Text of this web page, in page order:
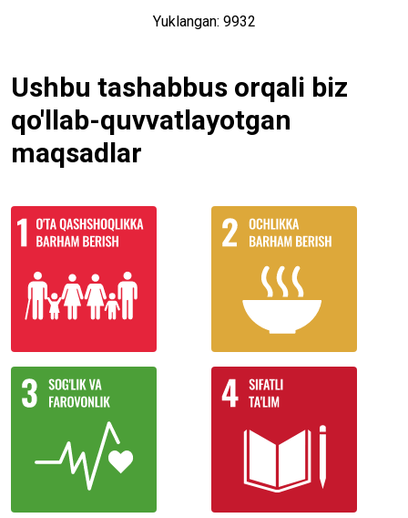
Yuklangan: 9932
Ushbu tashabbus orqali biz
qo'llab-quvvatlayotgan
maqsadlar